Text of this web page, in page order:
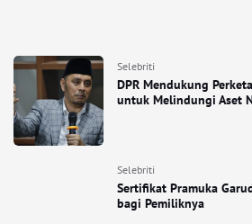
Selebriti
DPR Mendukung
untuk Melindungi Aset
Selebriti
Sertifikat Pramuka
bagi Pemiliknya